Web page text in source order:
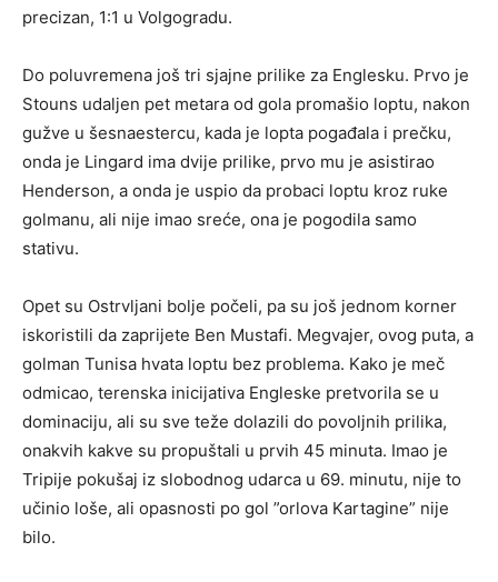
precizan, 1:1 u Volgogradu.
Do poluvremena još tri sjajne prilike za Englesku. Prvo je
Stouns udaljen pet metara od gola promašio loptu, nakon
gužve u šesnaestercu, kada je lopta pogađala i prečku,
onda je Lingard ima dvije prilike, prvo mu je asistirao
Henderson, a onda je uspio da probaci loptu kroz ruke
golmanu, ali nije imao sreće, ona je pogodila samo
stativu.
Opet su Ostrvljani bolje počeli, pa su još jednom korner
iskoristili da zaprijete Ben Mustafi. Megvajer, ovog puta, a
golman Tunisa hvata loptu bez problema. Kako je meč
odmicao, terenska inicijativa Engleske pretvorila se u
dominaciju, ali su sve teže dolazili do povoljnih prilika,
onakvih kakve su propuštali u prvih 45 minuta. Imao je
Tripije pokušaj iz slobodnog udarca u 69. minutu, nije to
učinio loše, ali opasnosti po gol ”orlova Kartagine” nije
bilo.